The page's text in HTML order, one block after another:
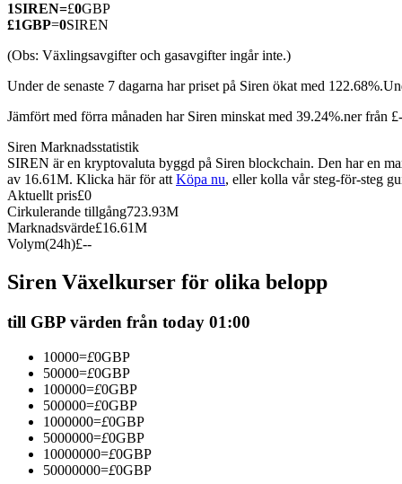
Futures med USDC som säkerhet
Kopiera Trading
1SIREN=£0GBP
£1GBP=0SIREN
(Obs: Växlingsavgifter och gasavgifter ingår inte.)
Under de senaste 7 dagarna har priset på Siren ökat med 122.68%.
Jämfört med förra månaden har Siren minskat med 39.24%.ner från
Siren Marknadsstatistik
SIREN är en kryptovaluta byggd på Siren blockchain. Den har en
av 16.61M. Klicka här för att Köpa nu, eller kolla vår steg-för-steg
Aktuellt pris£0
Cirkulerande tillgång723.93M
Marknadsvärde£16.61M
Volym(24h)£--
Siren Växelkurser för olika belopp
till GBP värden från today 01:00
10000=£0GBP
50000=£0GBP
100000=£0GBP
500000=£0GBP
1000000=£0GBP
5000000=£0GBP
10000000=£0GBP
50000000=£0GBP